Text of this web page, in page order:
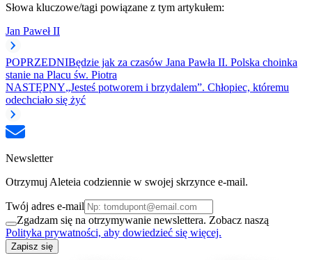
Słowa kluczowe/tagi powiązane z tym artykułem:
Jan Paweł II
POPRZEDNIBędzie jak za czasów Jana Pawła II. Polska choinka
stanie na Placu św. Piotra
NASTĘPNY„Jesteś potworem i brzydalem”. Chłopiec, któremu
odechciało się żyć
Newsletter
Otrzymuj Aleteia codziennie w swojej skrzynce e-mail.
Twój adres e-mail
Zgadzam się na otrzymywanie newslettera. Zobacz naszą
Polityka prywatności, aby dowiedzieć się więcej.
Zapisz się